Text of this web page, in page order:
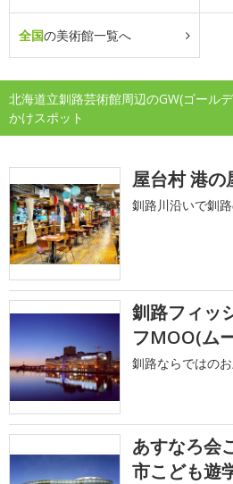
全国の美術館一覧へ
北海道立釧路芸術館周辺のGW(ゴール
かけスポット
屋台村 港の
釧路川沿いで釧
釧路フィッ
フMOO(ム
釧路ならではの
あすなろ会
市こども遊